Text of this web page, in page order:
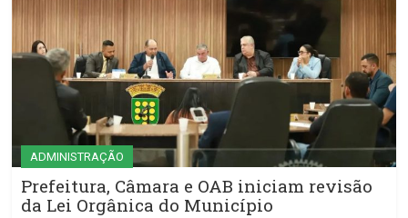
ADMINISTRAÇÃO
Prefeitura, Câmara e OAB iniciam revisão
da Lei Orgânica do Município